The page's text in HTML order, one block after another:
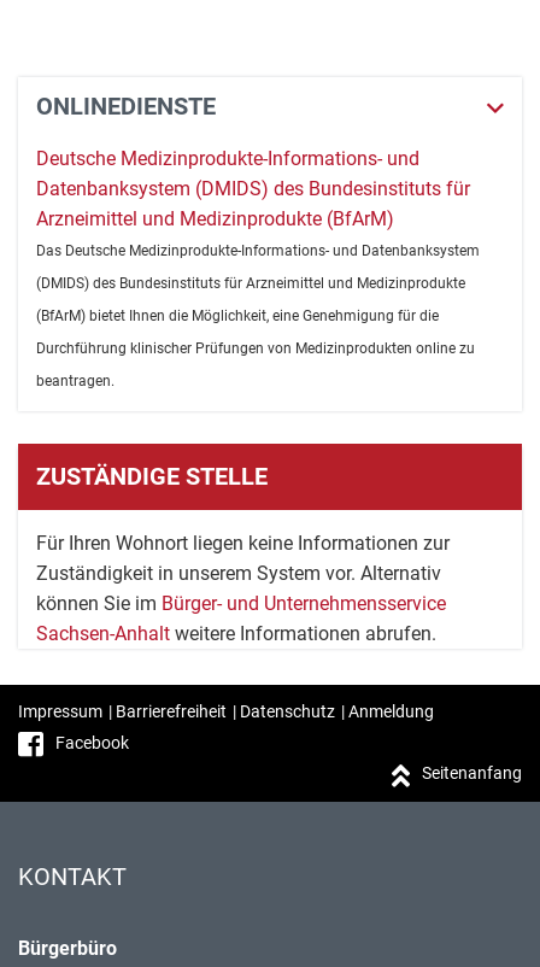
ONLINEDIENSTE
Deutsche Medizinprodukte-Informations- und
Datenbanksystem (DMIDS) des Bundesinstituts für
Arzneimittel und Medizinprodukte (BfArM)
Das Deutsche Medizinprodukte-Informations- und Datenbanksystem
(DMIDS) des Bundesinstituts für Arzneimittel und Medizinprodukte
(BfArM) bietet Ihnen die Möglichkeit, eine Genehmigung für die
Durchführung klinischer Prüfungen von Medizinprodukten online zu
beantragen.
ZUSTÄNDIGE STELLE
Für Ihren Wohnort liegen keine Informationen zur
Zuständigkeit in unserem System vor. Alternativ
können Sie im Bürger- und Unternehmensservice
Sachsen-Anhalt weitere Informationen abrufen.
Impressum | Barrierefreiheit | Datenschutz |Anmeldung
Facebook
Seitenanfang
KONTAKT
Bürgerbüro